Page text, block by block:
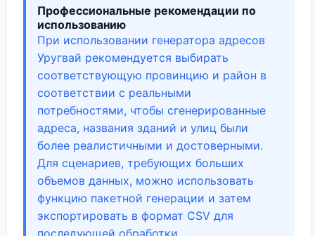
Профессиональные рекомендации по
использованию
При использовании генератора адресов
Уругвай рекомендуется выбирать
соответствующую провинцию и район в
соответствии с реальными
потребностями, чтобы сгенерированные
адреса, названия зданий и улиц были
более реалистичными и достоверными.
Для сценариев, требующих больших
объемов данных, можно использовать
функцию пакетной генерации и затем
экспортировать в формат CSV для
последующей обработки.